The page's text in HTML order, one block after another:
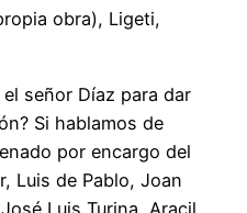
obra), Ligeti,
señor Díaz para dar
Si hablamos de
por encargo del
Luis de Pablo, Joan
Luis Turina, Aracil,